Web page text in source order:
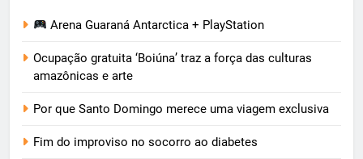
Arena Guaraná Antarctica + PlayStation
Ocupação gratuita ‘Boiúna’ traz a força das culturas
amazônicas e arte
Por que Santo Domingo merece uma viagem exclusiva
Fim do improviso no socorro ao diabetes